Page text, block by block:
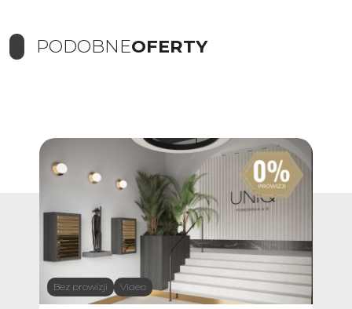
PODOBNEOFERTY
Bez prowizji Video